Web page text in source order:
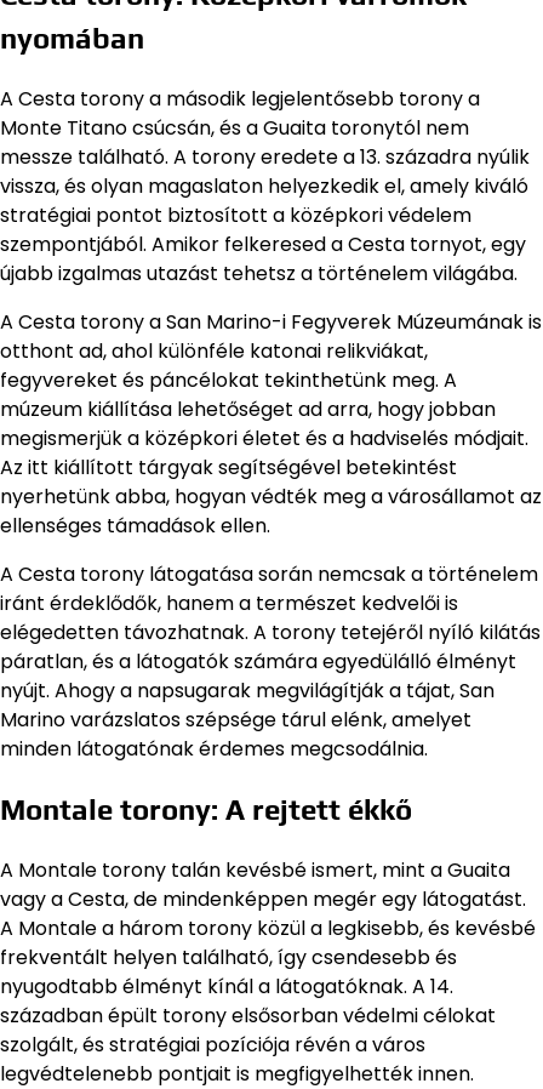
nyomában
A Cesta torony a második legjelentősebb torony a
Monte Titano csúcsán, és a Guaita toronytól nem
messze található. A torony eredete a 13. századra nyúlik
vissza, és olyan magaslaton helyezkedik el, amely kiváló
stratégiai pontot biztosított a középkori védelem
szempontjából. Amikor felkeresed a Cesta tornyot, egy
újabb izgalmas utazást tehetsz a történelem világába.
A Cesta torony a San Marino-i Fegyverek Múzeumának is
otthont ad, ahol különféle katonai relikviákat,
fegyvereket és páncélokat tekinthetünk meg. A
múzeum kiállítása lehetőséget ad arra, hogy jobban
megismerjük a középkori életet és a hadviselés módjait.
Az itt kiállított tárgyak segítségével betekintést
nyerhetünk abba, hogyan védték meg a városállamot az
ellenséges támadások ellen.
A Cesta torony látogatása során nemcsak a történelem
iránt érdeklődők, hanem a természet kedvelői is
elégedetten távozhatnak. A torony tetejéről nyíló kilátás
páratlan, és a látogatók számára egyedülálló élményt
nyújt. Ahogy a napsugarak megvilágítják a tájat, San
Marino varázslatos szépsége tárul elénk, amelyet
minden látogatónak érdemes megcsodálnia.
Montale torony: A rejtett ékkő
A Montale torony talán kevésbé ismert, mint a Guaita
vagy a Cesta, de mindenképpen megér egy látogatást.
A Montale a három torony közül a legkisebb, és kevésbé
frekventált helyen található, így csendesebb és
nyugodtabb élményt kínál a látogatóknak. A 14.
században épült torony elsősorban védelmi célokat
szolgált, és stratégiai pozíciója révén a város
legvédtelenebb pontjait is megfigyelhették innen.